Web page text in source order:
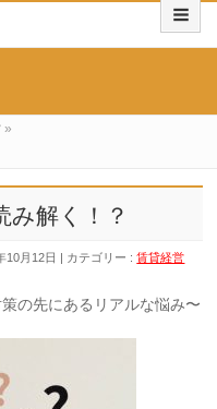
»
み解く！？
10月12日 カテゴリー :賃貸経営
の先にあるリアルな悩み〜